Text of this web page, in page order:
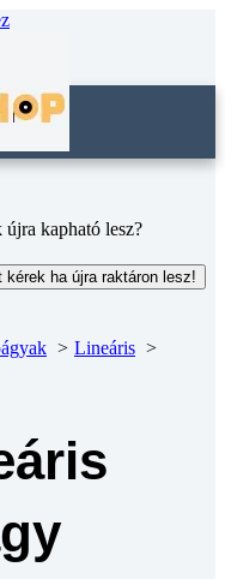
újra kapható lesz?
kérek ha újra raktáron lesz!
Lineáris